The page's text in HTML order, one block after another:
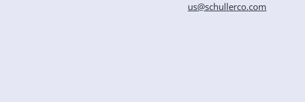
us@schullerco.com